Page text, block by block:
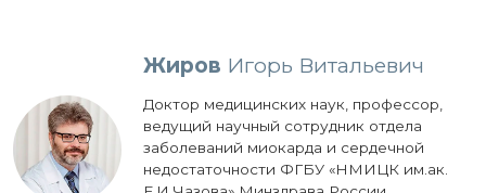
Жиров Игорь Витальевич
Доктор медицинских наук, профессор,
ведущий научный сотрудник отдела
заболеваний миокарда и сердечной
недостаточности ФГБУ «НМИЦК им.ак.